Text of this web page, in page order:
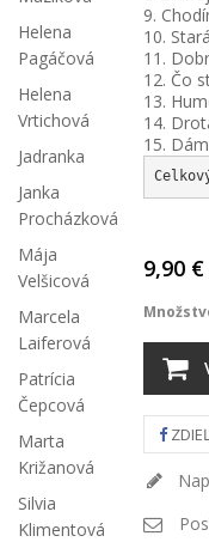
Helena
Pagáčová
Helena
Vrtichová
Jadranka
Janka
Procházková
Mája
Velšicová
Marcela
Laiferová
Patrícia
Čepcová
Marta
Križanová
Silvia
Klimentová
9.
10.
11.
12. Čo
13.
14.
15.
9,90 €